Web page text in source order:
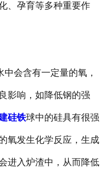
、孕育等多种重要作
会含有一定量的氧，
影响，如降低钢的强
硅铁球中的硅具有很强
氧发生化学反应，生成
进入炉渣中，从而降低